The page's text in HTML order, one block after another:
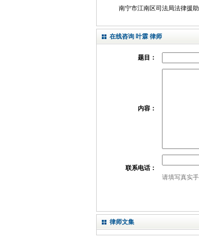
南宁市江南区司法局法律援
在线咨询 叶霖 律师
题目：
内容：
联系电话：
请填写真实
律师文集